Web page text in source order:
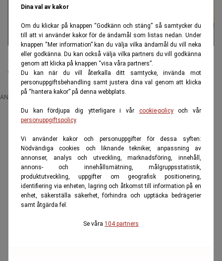
Dina val av kakor
Om du klickar på knappen “Godkänn och stäng” så samtycker du
till att vi använder kakor för de ändamål som listas nedan. Under
knappen “Mer information” kan du välja vilka ändamål du vill neka
eller godkänna. Du kan också välja vilka partners du vill godkänna
genom att klicka på knappen “visa våra partners”.
Du kan när du vill återkalla ditt samtycke, invända mot
personuppgiftsbehandling samt justera dina val genom att klicka
på “hantera kakor” på denna webbplats.
Du kan fördjupa dig ytterligare i vår cookie-policyoch vår
personuppgiftspolicy.
Vi använder kakor och personuppgifter för dessa syften:
Nödvändiga cookies och liknande tekniker, anpassning av
annonser, analys och utveckling, marknadsföring, innehåll,
annons- och innehållsmätning, målgruppsstatistik,
produktutveckling, uppgifter om geografisk positionering,
identifiering via enheten, lagring och åtkomst till information på en
enhet, säkerställa säkerhet, förhindra och upptäcka bedrägerier
samt åtgärda fel.
Se våra 104 partners
Matpriserna har ökat med 25 procent på tre år och
de fortsätter öka
ANNONS